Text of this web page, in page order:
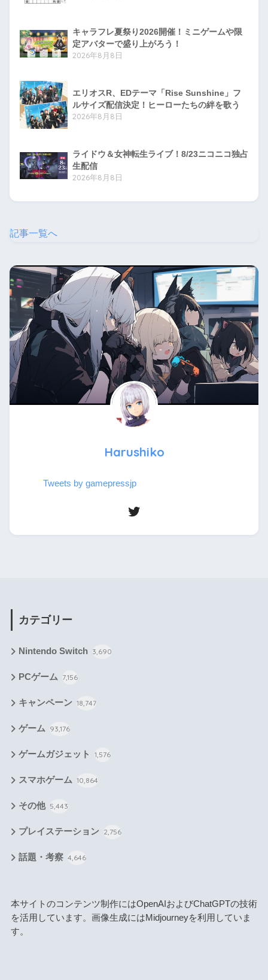
キャラフレ夏祭り2026開催！ミニゲームや限
定アバターで盛り上がろう！
2026年8月8日
エリオスR、EDテーマ「Rise Sunshine」フ
ルサイズ配信決定！ヒーローたちの絆を歌う
2026年8月8日
ライドウ＆女神転生ライブ！8/23ニコニコ独占
生配信
2026年8月8日
記事一覧へ
Harushiko
Tweets by gamepressjp
カテゴリー
Nintendo Switch 3,690
PCゲーム 7,156
キャンペーン 18,747
ゲーム 93,176
ゲームガジェット 1,576
スマホゲーム 10,864
その他 5,443
プレイステーション 2,756
話題・考察 4,646
本サイトのコンテンツ制作にはOpenAIおよびChatGPTの技術
を活用しています。画像生成にはMidjourneyを利用していま
す。